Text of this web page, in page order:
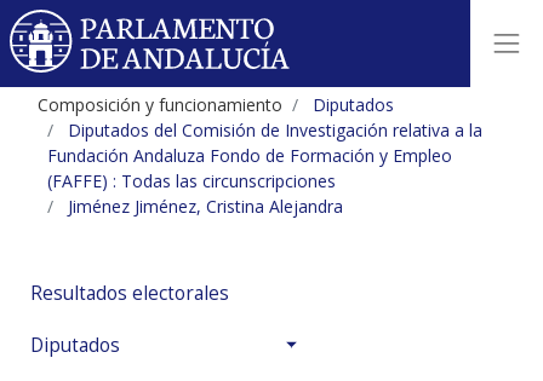
Composición y funcionamiento
Diputados
Diputados del Comisión de Investigación relativa a la
Fundación Andaluza Fondo de Formación y Empleo
(FAFFE) : Todas las circunscripciones
Jiménez Jiménez, Cristina Alejandra
Resultados electorales
Diputados